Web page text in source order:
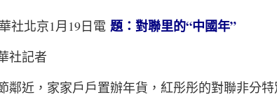
北京1月19日電 題：對聯里的“中國年”
記者
近，家家戶戶置辦年貨，紅彤彤的對聯非分特